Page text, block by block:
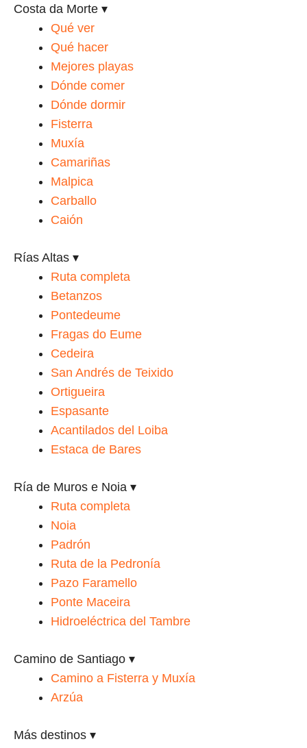
Costa da Morte ▾
Qué ver
Qué hacer
Mejores playas
Dónde comer
Dónde dormir
Fisterra
Muxía
Camariñas
Malpica
Carballo
Caión
Rías Altas ▾
Ruta completa
Betanzos
Pontedeume
Fragas do Eume
Cedeira
San Andrés de Teixido
Ortigueira
Espasante
Acantilados del Loiba
Estaca de Bares
Ría de Muros e Noia ▾
Ruta completa
Noia
Padrón
Ruta de la Pedronía
Pazo Faramello
Ponte Maceira
Hidroeléctrica del Tambre
Camino de Santiago ▾
Camino a Fisterra y Muxía
Arzúa
Más destinos ▾